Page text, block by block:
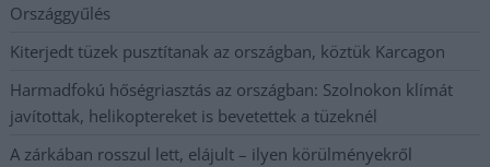
Országgyűlés
Kiterjedt tüzek pusztítanak az országban, köztük Karcagon
Harmadfokú hőségriasztás az országban: Szolnokon klímát
javítottak, helikoptereket is bevetettek a tüzeknél
A zárkában rosszul lett, elájult – ilyen körülményekről